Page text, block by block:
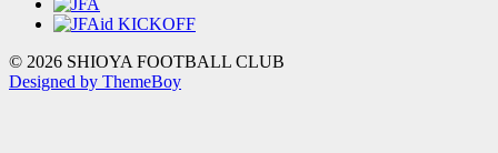
© 2026 SHIOYA FOOTBALL CLUB
Designed by ThemeBoy